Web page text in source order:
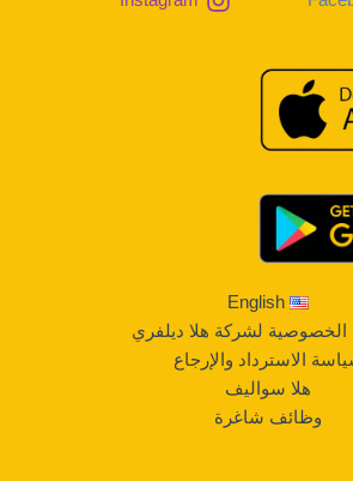
English
لشركة هلا ديلفري
الاسترداد والإرجاع
هلا سواليف
وظائف شاغرة